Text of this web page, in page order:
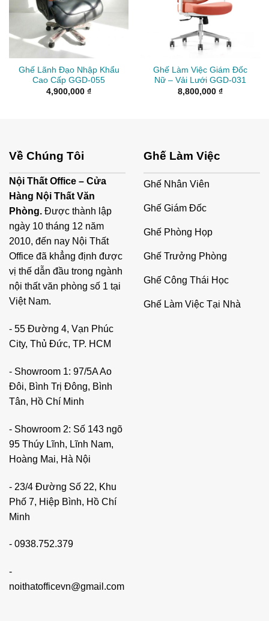
Ghế Lãnh Đạo Nhập Khẩu
Cao Cấp GGD-055
4,900,000 ₫
Ghế Làm Việc Giám Đốc
Nữ – Vải Lưới GGD-031
8,800,000 ₫
Về Chúng Tôi
Nội Thất Office – Cửa
Hàng Nội Thất Văn
Phòng. Được thành lập
ngày 10 tháng 12 năm
2010, đến nay Nội Thất
Office đã khẳng định được
vị thế dẫn đầu trong ngành
nội thất văn phòng số 1 tại
Việt Nam.
- 55 Đường 4, Vạn Phúc
City, Thủ Đức, TP. HCM
- Showroom 1: 97/5A Ao
Đôi, Bình Trị Đông, Bình
Tân, Hồ Chí Minh
- Showroom 2: Số 143 ngõ
95 Thúy Lĩnh, Lĩnh Nam,
Hoàng Mai, Hà Nội
- 23/4 Đường Số 22, Khu
Phố 7, Hiệp Bình, Hồ Chí
Minh
- 0938.752.379
-
noithatofficevn@gmail.com
Ghế Làm Việc
Ghế Nhân Viên
Ghế Giám Đốc
Ghế Phòng Họp
Ghế Trưởng Phòng
Ghế Công Thái Học
Ghế Làm Việc Tại Nhà